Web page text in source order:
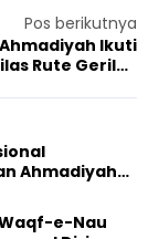
Pos berikutnya
Ikuti
Rute Gerilya
Soedirman
Ahmadiyah
e-Nau